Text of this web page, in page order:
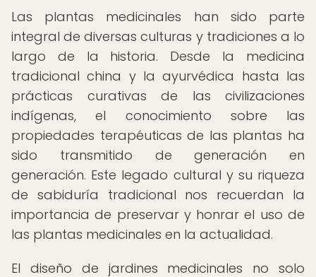
Las plantas medicinales han sido parte
integral de diversas culturas y tradiciones a lo
largo de la historia. Desde la medicina
tradicional china y la ayurvédica hasta las
prácticas curativas de las civilizaciones
indígenas, el conocimiento sobre las
propiedades terapéuticas de las plantas ha
sido transmitido de generación en
generación. Este legado cultural y su riqueza
de sabiduría tradicional nos recuerdan la
importancia de preservar y honrar el uso de
las plantas medicinales en la actualidad.
El diseño de jardines medicinales no solo